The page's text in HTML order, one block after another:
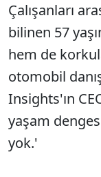
Çalışanları
bilinen 57
hem de
otomobil
Insights'ın
yaşam
yok.'